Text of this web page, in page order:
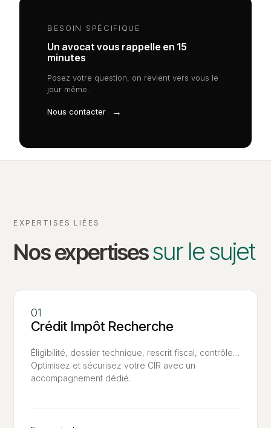
BESOIN SPÉCIFIQUE
Un avocat vous rappelle en 15
minutes
Posez votre question, on revient vers vous le
jour même.
Nous contacter →
EXPERTISES LIÉES
Nos expertisessur le sujet
Crédit Impôt Recherche
Éligibilité, dossier technique, rescrit fiscal, contrôle…
Optimisez et sécurisez votre CIR avec un
accompagnement dédié.